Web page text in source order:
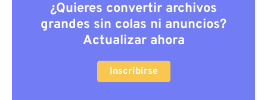
¿Quieres convertir archivos
grandes sin colas ni anuncios?
Actualizar ahora
Inscribirse